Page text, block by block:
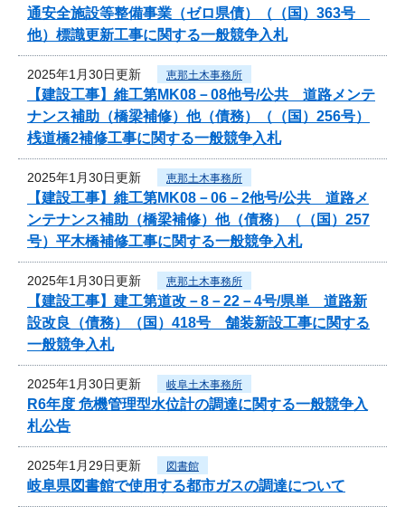
通安全施設等整備事業（ゼロ県債）（（国）363号
他）標識更新工事に関する一般競争入札
2025年1月30日更新 恵那土木事務所
【建設工事】維工第MK08－08他号/公共 道路メンテ
ナンス補助（橋梁補修）他（債務）（（国）256号）
桟道橋2補修工事に関する一般競争入札
2025年1月30日更新 恵那土木事務所
【建設工事】維工第MK08－06－2他号/公共 道路メ
ンテナンス補助（橋梁補修）他（債務）（（国）257
号）平木橋補修工事に関する一般競争入札
2025年1月30日更新 恵那土木事務所
【建設工事】建工第道改－8－22－4号/県単 道路新
設改良（債務）（国）418号 舗装新設工事に関する
一般競争入札
2025年1月30日更新 岐阜土木事務所
R6年度 危機管理型水位計の調達に関する一般競争入
札公告
2025年1月29日更新 図書館
岐阜県図書館で使用する都市ガスの調達について